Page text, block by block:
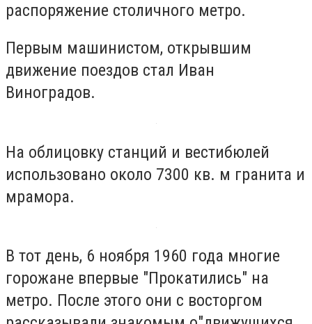
распоряжение столичного метро.
Первым машинистом, открывшим
движение поездов стал Иван
Виноградов.
На облицовку станций и вестибюлей
использовано около 7300 кв. м гранита и
мрамора.
В тот день, 6 ноября 1960 года многие
горожане впервые "Прокатились" на
метро. После этого они с восторгом